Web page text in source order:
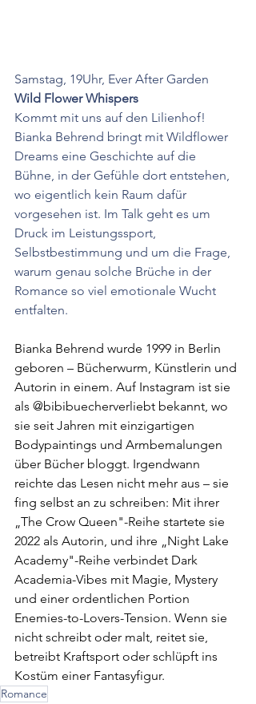
Samstag, 19Uhr, Ever After Garden
Wild Flower Whispers
Kommt mit uns auf den Lilienhof!
Bianka Behrend bringt mit Wildflower
Dreams eine Geschichte auf die
Bühne, in der Gefühle dort entstehen,
wo eigentlich kein Raum dafür
vorgesehen ist. Im Talk geht es um
Druck im Leistungssport,
Selbstbestimmung und um die Frage,
warum genau solche Brüche in der
Romance so viel emotionale Wucht
entfalten.
Bianka Behrend wurde 1999 in Berlin
geboren – Bücherwurm, Künstlerin und
Autorin in einem. Auf Instagram ist sie
als @bibibuecherverliebt bekannt, wo
sie seit Jahren mit einzigartigen
Bodypaintings und Armbemalungen
über Bücher bloggt. Irgendwann
reichte das Lesen nicht mehr aus – sie
fing selbst an zu schreiben: Mit ihrer
„The Crow Queen"-Reihe startete sie
2022 als Autorin, und ihre „Night Lake
Academy"-Reihe verbindet Dark
Academia-Vibes mit Magie, Mystery
und einer ordentlichen Portion
Enemies-to-Lovers-Tension. Wenn sie
nicht schreibt oder malt, reitet sie,
betreibt Kraftsport oder schlüpft ins
Kostüm einer Fantasyfigur.
Romance